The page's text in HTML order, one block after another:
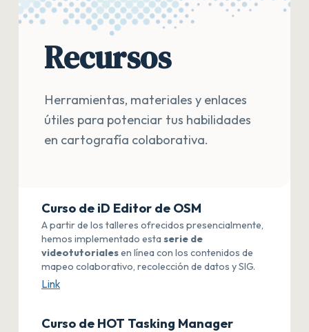
Recursos
Herramientas, materiales y enlaces
útiles para potenciar tus habilidades
en cartografía colaborativa.
Curso de iD Editor de OSM
A partir de los talleres ofrecidos presencialmente,
hemos implementado estaserie de
videotutorialesen línea con los contenidos de
mapeo colaborativo, recolección de datos y SIG.
Link
Curso de HOT Tasking Manager